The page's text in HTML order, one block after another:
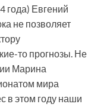
года) Евгений
не позволяет
то прогнозы. Не
Марина
мира
в этом году наши